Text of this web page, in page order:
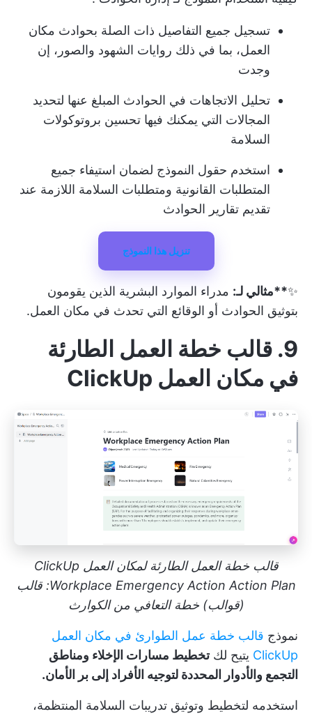
تسجيل جميع التفاصيل ذات الصلة بحوادث مكان
العمل، بما في ذلك روايات الشهود والصور، إن
وجدت
تحليل الاتجاهات في الحوادث المبلغ عنها لتحديد
المجالات التي يمكنك فيها تحسين بروتوكولات
السلامة
استخدم حقول النموذج لضمان استيفاء جميع
المتطلبات القانونية ومتطلبات السلامة اللازمة عند
تقديم تقارير الحوادث
تنزيل هذا النموذج
✨**مثالي لـ: مدراء الموارد البشرية الذين يقومون
بتوثيق الحوادث أو الوقائع التي تحدث في مكان العمل.
9. قالب خطة العمل الطارئة
في مكان العمل ClickUp
قالب خطة العمل الطارئة لمكان العمل ClickUp
Workplace Emergency Action Action Plan: قالب
(قوالب) خطة التعافي من الكوارث
نموذج قالب خطة عمل الطوارئ في مكان العمل
ClickUp يتيح لكتخطيط مسارات الإخلاء ومناطق
التجمع والأدوار المحددة لتوجيه الأفراد إلى بر الأمان.
استخدمه لتخطيط وتوثيق تدريبات السلامة المنتظمة،